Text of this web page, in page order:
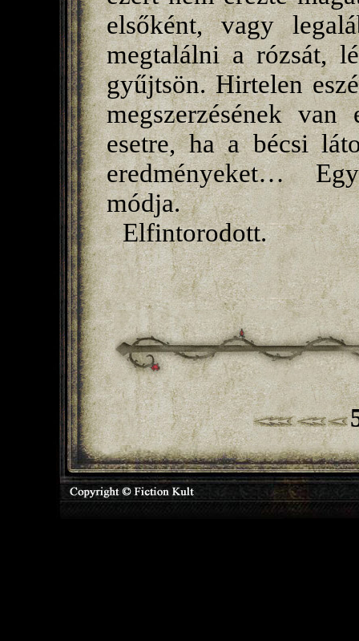
elsőként, vagy
megtalálni a rózsát,
gyűjtsön. Hirtelen
megszerzésének
esetre, ha a bécsi
eredményeket…
módja.
Elfintorodott.